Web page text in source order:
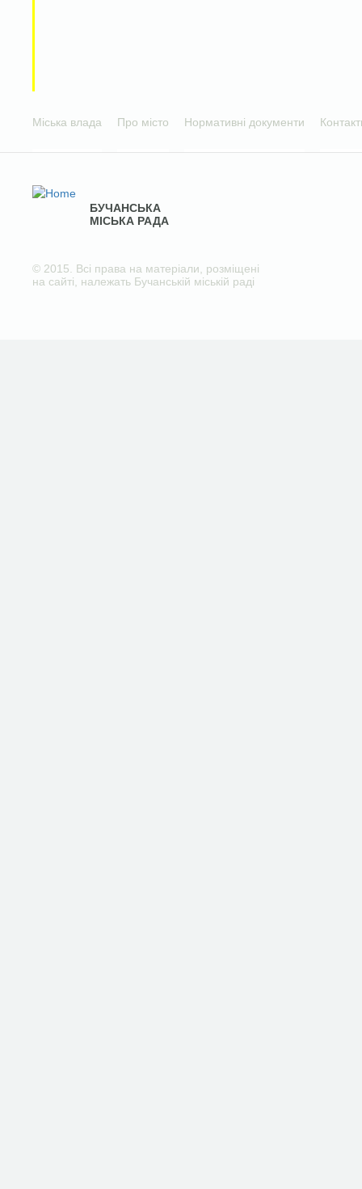
Міська влада Про місто Нормативні документи
БУЧАНСЬКА
МІСЬКА РАДА
© 2015. Всі права на матеріали, розміщені
на сайті, належать Бучанській міській раді